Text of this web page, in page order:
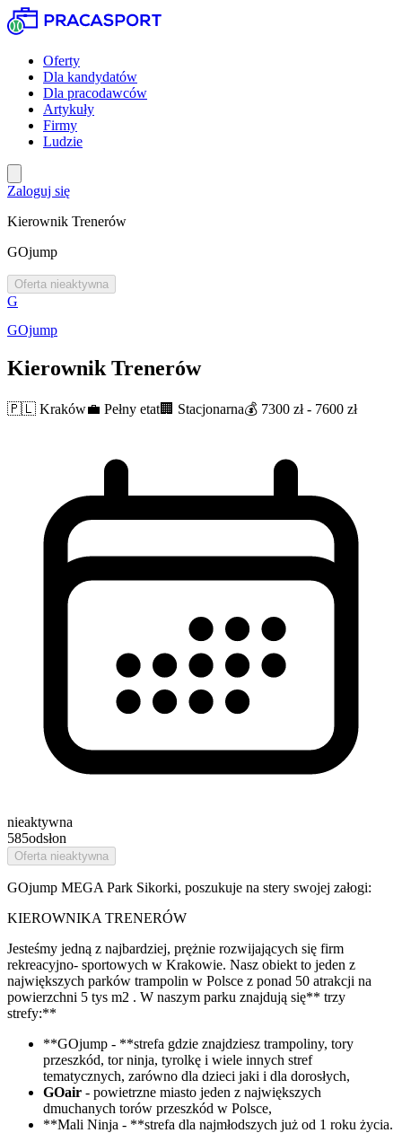
Oferty
Dla kandydatów
Dla pracodawców
Artykuły
Firmy
Ludzie
Zaloguj się
Kierownik Trenerów
GOjump
Oferta nieaktywna
G
GOjump
Kierownik Trenerów
🇵🇱 Kraków💼 Pełny etat🏢 Stacjonarna💰 7300 zł - 7600 zł
nieaktywna
585odsłon
Oferta nieaktywna
GOjump MEGA Park Sikorki, poszukuje na stery swojej załogi:
KIEROWNIKA TRENERÓW
Jesteśmy jedną z najbardziej, prężnie rozwijających się firm
rekreacyjno- sportowych w Krakowie. Nasz obiekt to jeden z
największych parków trampolin w Polsce z ponad 50 atrakcji na
powierzchni 5 tys m2 . W naszym parku znajdują się** trzy
strefy:**
**GOjump - **strefa gdzie znajdziesz trampoliny, tory
przeszkód, tor ninja, tyrolkę i wiele innych stref
tematycznych, zarówno dla dzieci jaki i dla dorosłych,
GOair - powietrzne miasto jeden z największych
dmuchanych torów przeszkód w Polsce,
**Mali Ninja - **strefa dla najmłodszych już od 1 roku życia.